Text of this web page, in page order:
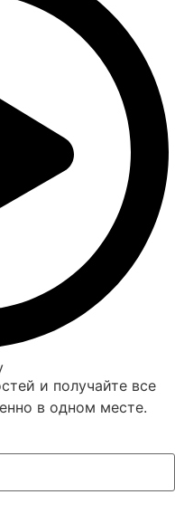
и получайте все
в одном месте.